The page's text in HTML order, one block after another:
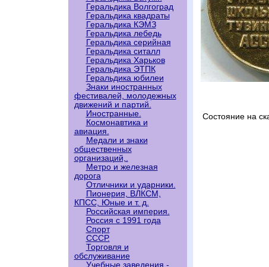
Геральдика Волгоград
Геральдика квадраты
Геральдика КЭМЗ
Геральдика лебедь
Геральдика серийная
Геральдика ситалл
Геральдика Харьков
Геральдика ЭТПК
Геральдика юбилеи
Знаки иностранных
фестивалей, молодежных
движений и партий.
Иностранные.
Космонавтика и
авиация.
Медали и знаки
общественных
организаций,.
Метро и железная
дорога
Отличники и ударники.
Пионерия, ВЛКСМ,
КПСС, Юные и т. д.
Российская империя.
Россия с 1991 года
Спорт
СССР.
Торговля и
обслуживание
Учебные заведения -
Состояние на